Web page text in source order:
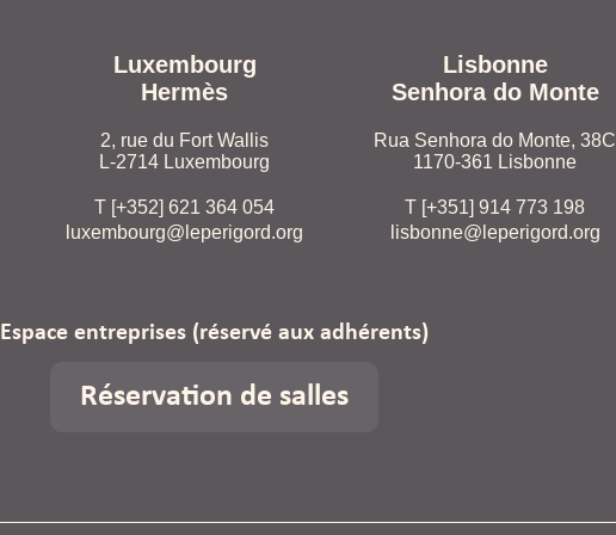
Luxembourg
Hermès
2, rue du Fort Wallis
L-2714 Luxembourg
T [+352] 621 364 054
luxembourg@leperigord.org
Lisbonne
Senhora do Monte
Rua Senhora do Monte, 38C
1170-361 Lisbonne
T [+351] 914 773 198
lisbonne@leperigord.org
Espace entreprises (réservé aux adhérents)
Réservation de salles